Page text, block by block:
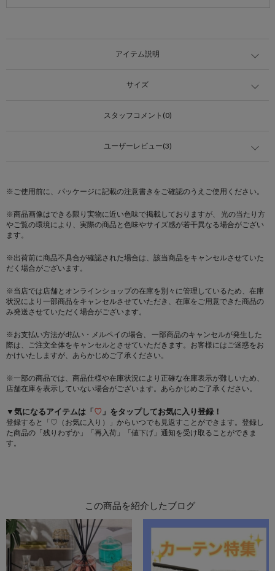
アイテム説明
サイズ
スタッフコメント(0)
ユーザーレビュー(3)
※ご使用前に、パッケージに記載の注意書きをご確認のうえご使用ください。
※商品画像はできる限り実物に近い色味で掲載しておりますが、 光の当たり方
やご覧の環境により、実際の商品と色味やサイズ感が若干異なる場合がござい
ます。
※出荷前に商品不具合が確認された場合は、該当商品をキャンセルさせていた
だく場合がございます。
※当店では店舗とオンラインショップの在庫を別々に管理しているため、在庫
状況により一部商品をキャンセルさせていただき、在庫をご用意できた商品の
み発送させていただく場合がございます。
※お支払い方法がd払い・メルペイの場合、 一部商品のキャンセルが発生した
際は、ご注文全体をキャンセルとさせていただきます。お客様にはご迷惑をお
かけいたしますが、あらかじめご了承ください。
※一部の商品では、商品仕様や在庫状況により正確な在庫表示が難しいため、
店舗在庫を表示していない場合がございます。あらかじめご了承ください。
▼気になるアイテムは「♡ 」をタップしてお気に入り登録！
登録すると「♡（お気に入り）」からいつでも見返すことができます。登録し
た商品の「残りわずか」「再入荷」「値下げ」通知を受け取ることができま
す。
この商品を紹介したブログ